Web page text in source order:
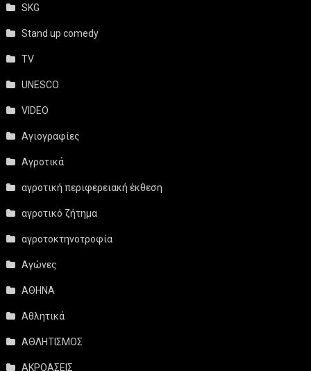
SKG
Stand up comedy
TV
UNESCO
VIDEO
Αγιογραφίες
Αγροτικά
αγροτική περιφερειακή έκθεση
αγροτικό ζήτημα
αγροτοκτηνοτροφία
Αγώνες
ΑΘΗΝΑ
Αθλητικά
ΑΘΛΗΤΙΣΜΟΣ
ΑΚΡΟΑΣΕΙΣ